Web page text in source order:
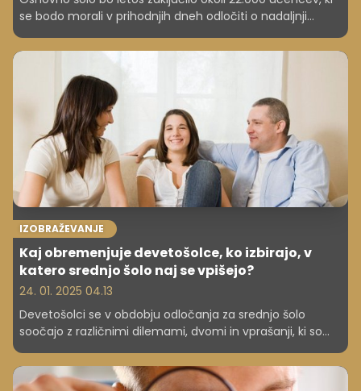
se bodo morali v prihodnjih dneh odločiti o nadaljnji
srednjo šolo izbrati, ali jo izbrati na podlagi želje, svojih
zmožnosti ali razmisleka o nadaljnji karierni poti. Pri
odločitvi jim lahko pomagajo šolske svetovalne službe.
IZOBRAŽEVANJE
Kaj obremenjuje devetošolce, ko izbirajo, v
katero srednjo šolo naj se vpišejo?
24. 01. 2025 04.13
Devetošolci se v obdobju odločanja za srednjo šolo
soočajo z različnimi dilemami, dvomi in vprašanji, ki so
izkušnjami in negotovostjo glede prihodnosti. Tukaj je
nekaj največjih zadev, ki jih običajno obremenjujejo.